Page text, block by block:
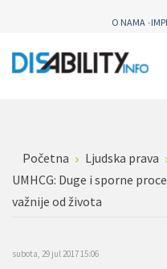
O NAMA
Početna
Ljudska prava
UMHCG: Duge i sporne
važnije od života
subota, 29 jul 2017 15:06